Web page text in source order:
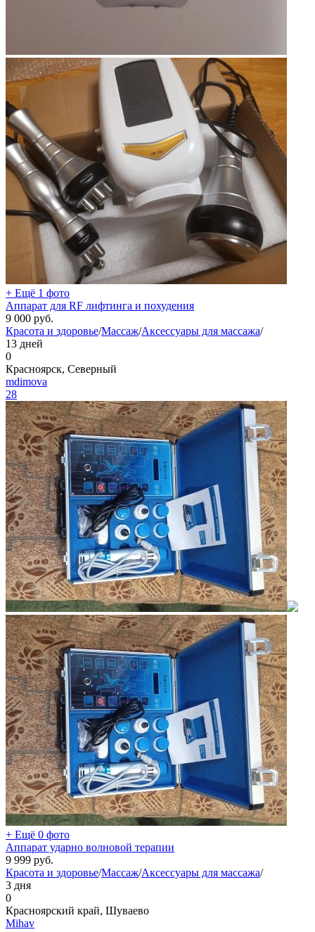
+ Ещё 1 фото
Аппарат для RF лифтинга и похудения
9 000 руб.
Красота и здоровье/Массаж/Аксессуары для массажа/
13 дней
0
Красноярск, Северный
mdimova
28
+ Ещё 0 фото
Аппарат ударно волновой терапии
9 999 руб.
Красота и здоровье/Массаж/Аксессуары для массажа/
3 дня
0
Красноярский край, Шуваево
Mihav